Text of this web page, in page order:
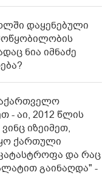
დაყენებული
ნია იმნაძე
- აი, 2012 წლის
იზეიმეთ,
ქართული
და რაც
გაინაღდა" -